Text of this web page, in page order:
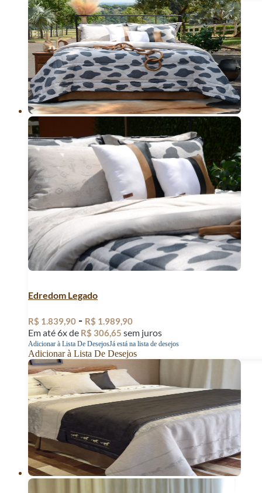
Edredom Legado
R$ 1.839,90 - R$ 1.989,90
Em até 6x de R$ 306,65 sem juros
Adicionar à Lista De DesejosJá está na lista de desejos
Adicionar à Lista De Desejos